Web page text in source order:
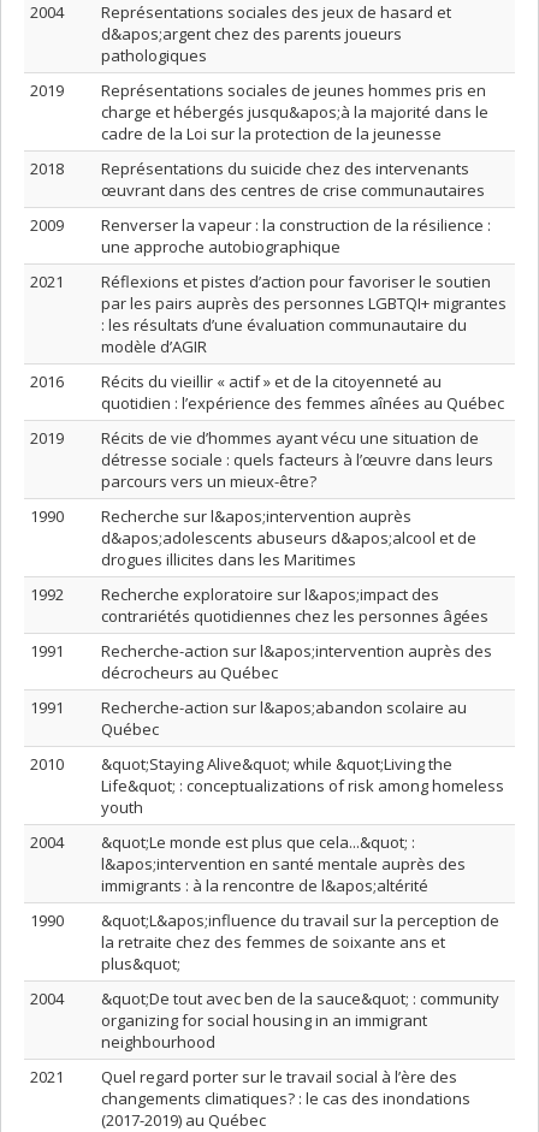
2004
Représentations sociales des jeux de hasard et
d&apos;argent chez des parents joueurs
pathologiques
2019
Représentations sociales de jeunes hommes pris en
charge et hébergés jusqu&apos;à la majorité dans le
cadre de la Loi sur la protection de la jeunesse
2018
Représentations du suicide chez des intervenants
œuvrant dans des centres de crise communautaires
2009
Renverser la vapeur : la construction de la résilience :
une approche autobiographique
2021
Réflexions et pistes d’action pour favoriser le soutien
par les pairs auprès des personnes LGBTQI+ migrantes
: les résultats d’une évaluation communautaire du
modèle d’AGIR
2016
Récits du vieillir « actif » et de la citoyenneté au
quotidien : l’expérience des femmes aînées au Québec
2019
Récits de vie d’hommes ayant vécu une situation de
détresse sociale : quels facteurs à l’œuvre dans leurs
parcours vers un mieux-être?
1990
Recherche sur l&apos;intervention auprès
d&apos;adolescents abuseurs d&apos;alcool et de
drogues illicites dans les Maritimes
1992
Recherche exploratoire sur l&apos;impact des
contrariétés quotidiennes chez les personnes âgées
1991
Recherche-action sur l&apos;intervention auprès des
décrocheurs au Québec
1991
Recherche-action sur l&apos;abandon scolaire au
Québec
2010
&quot;Staying Alive&quot; while &quot;Living the
Life&quot; : conceptualizations of risk among homeless
youth
2004
&quot;Le monde est plus que cela...&quot; :
l&apos;intervention en santé mentale auprès des
immigrants : à la rencontre de l&apos;altérité
1990
&quot;L&apos;influence du travail sur la perception de
la retraite chez des femmes de soixante ans et
plus&quot;
2004
&quot;De tout avec ben de la sauce&quot; : community
organizing for social housing in an immigrant
neighbourhood
2021
Quel regard porter sur le travail social à l’ère des
changements climatiques? : le cas des inondations
(2017-2019) au Québec